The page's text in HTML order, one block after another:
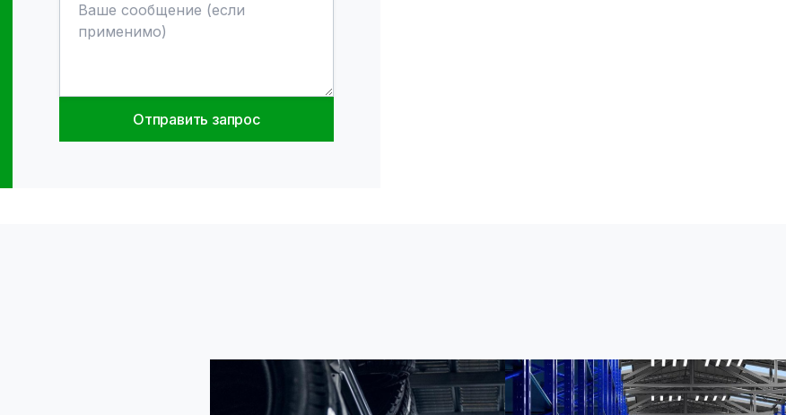
Shelve separator
0.0.0.0
Отправить запрос